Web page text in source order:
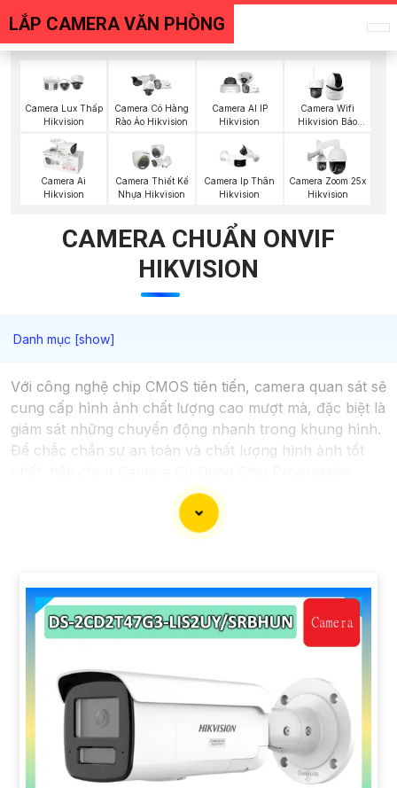
LẮP CAMERA VĂN PHÒNG
Camera Lux Thấp
Hikvision
Camera Có Hàng
Rào Ảo Hikvision
Camera AI IP
Hikvision
Camera Wifi
Hikvision Báo
Camera Ai
Hikvision
Camera Thiết Kế
Nhựa Hikvision
Camera Ip Thân
Hikvision
Camera Zoom 25x
Hikvision
CAMERA CHUẨN ONVIF
HIKVISION
Với công nghệ chip CMOS tiên tiến, camera quan sát sẽ
cung cấp hình ảnh chất lượng cao mượt mà, đặc biệt là
giám sát những chuyển động nhanh trong khung hình.
Để chắc chắn sự an toàn và chất lượng hình ảnh tốt
Scan CMOS cho hệ thống giám sát của bạn dưới đây